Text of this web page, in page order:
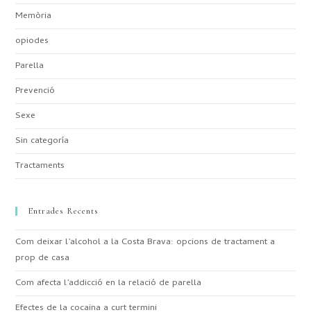
Memòria
opiodes
Parella
Prevenció
Sexe
Sin categoría
Tractaments
Entrades Recents
Com deixar l’alcohol a la Costa Brava: opcions de tractament a
prop de casa
Com afecta l’addicció en la relació de parella
Efectes de la cocaïna a curt termini